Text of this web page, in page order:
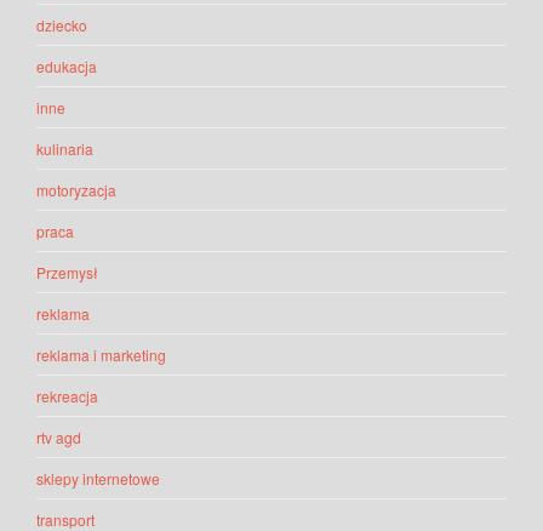
dziecko
edukacja
inne
kulinaria
motoryzacja
praca
Przemysł
reklama
reklama i marketing
rekreacja
rtv agd
sklepy internetowe
transport